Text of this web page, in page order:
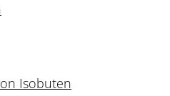
Isobuten